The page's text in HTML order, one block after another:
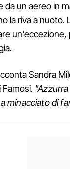
da un aereo in
la riva a
Sandra
Famosi.
minacciato di